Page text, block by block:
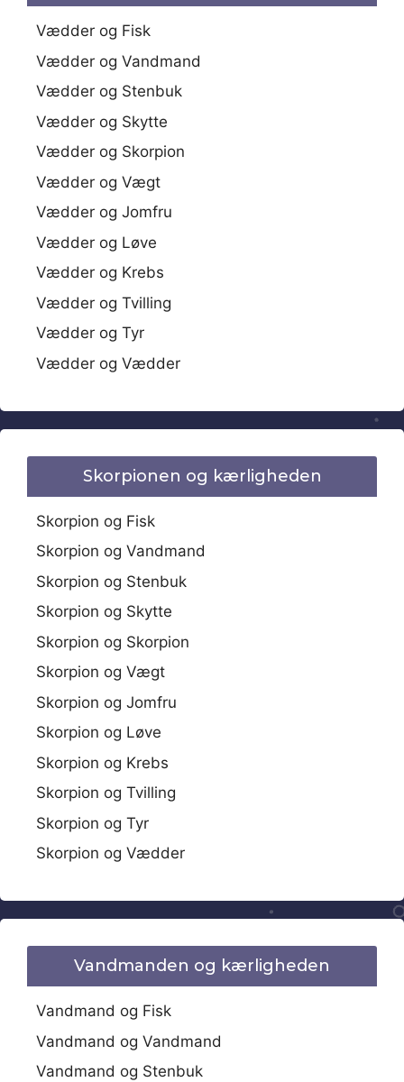
Vædder og Fisk
Vædder og Vandmand
Vædder og Stenbuk
Vædder og Skytte
Vædder og Skorpion
Vædder og Vægt
Vædder og Jomfru
Vædder og Løve
Vædder og Krebs
Vædder og Tvilling
Vædder og Tyr
Vædder og Vædder
Skorpionen og kærligheden
Skorpion og Fisk
Skorpion og Vandmand
Skorpion og Stenbuk
Skorpion og Skytte
Skorpion og Skorpion
Skorpion og Vægt
Skorpion og Jomfru
Skorpion og Løve
Skorpion og Krebs
Skorpion og Tvilling
Skorpion og Tyr
Skorpion og Vædder
Vandmanden og kærligheden
Vandmand og Fisk
Vandmand og Vandmand
Vandmand og Stenbuk